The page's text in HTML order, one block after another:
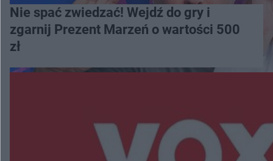
Nie spać zwiedzać! Wejdź do gry i
zgarnij Prezent Marzeń o wartości 500
zł